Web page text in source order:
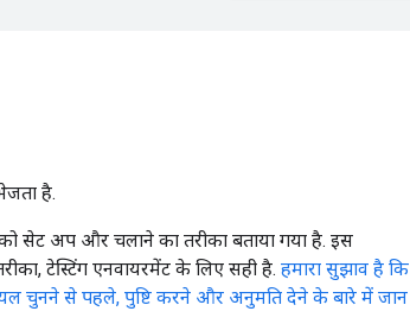
है.
सेट अप और चलाने का तरीका बताया गया है. इस
टेस्टिंग एनवायरमेंट के लिए सही है. हमारा सुझाव है कि
चुनने से पहले, पुष्टि करने और अनुमति देने के बारे में जान